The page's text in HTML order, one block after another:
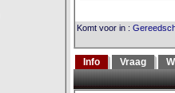
Komt voor in :
Info Vraag